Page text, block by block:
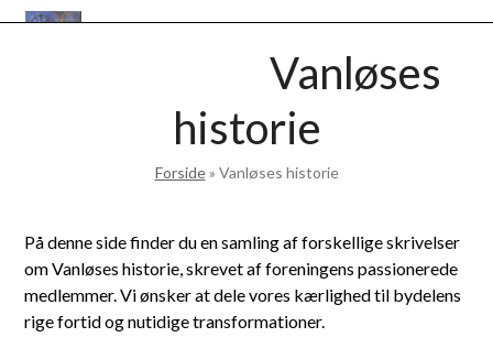
Skip
Open
Close
Vanløses
historie
Forside» Vanløses historie
På denne side finder du en samling af forskellige skrivelser
om Vanløses historie, skrevet af foreningens passionerede
medlemmer. Vi ønsker at dele vores kærlighed til bydelens
rige fortid og nutidige transformationer.